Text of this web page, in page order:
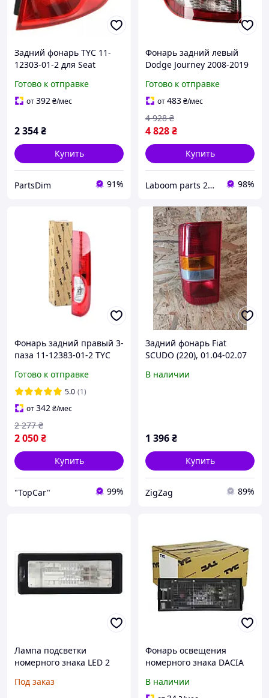
Задний фонарь TYC 11-
12303-01-2 для Seat
освещение
Готово к отправке
от392₴/мес
2 354₴
Купить
PartsDim 91%
Фонарь задний левый
Dodge Journey 2008-2019
красный) (внешний) (LED)
(68227119AA)
Готово к отправке
от483₴/мес
4 828₴
4 928 ₴
Купить
Laboom parts 24/7 98%
Фонарь задний правый 3-
паза 11-12383-01-2 TYC
2014)
Готово к отправке
5.0 (1)
от342₴/мес
2 050₴
2 277 ₴
Купить
"TopCar" 99%
Задний фонарь Fiat
SCUDO (220), 01.04-02.07
В наличии
1 396₴
Купить
ZigZag 89%
Лампа подсветки
номерного знака LED 2
Под заказ
Фонарь освещения
номерного знака DACIA
SANDERO 2 левый или
В наличии